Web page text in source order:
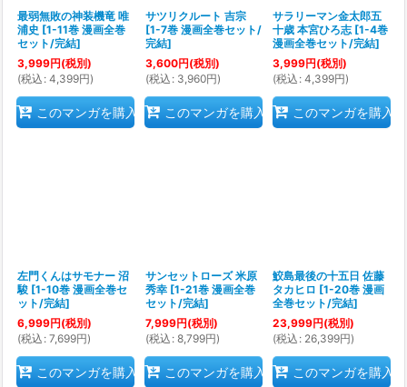
最弱無敗の神装機竜 唯
浦史 [1-11巻 漫画全巻
セット/完結]
3,999円(税別)
(税込 : 4,399円)
このマンガを購入
サツリクルート 吉宗
[1-7巻 漫画全巻セット/
完結]
3,600円(税別)
(税込 : 3,960円)
このマンガを購入
サラリーマン金太郎五
十歳 本宮ひろ志 [1-4巻
漫画全巻セット/完結]
3,999円(税別)
(税込 : 4,399円)
このマンガを購入
左門くんはサモナー 沼
駿 [1-10巻 漫画全巻セ
ット/完結]
6,999円(税別)
(税込 : 7,699円)
このマンガを購入
サンセットローズ 米原
秀幸 [1-21巻 漫画全巻
セット/完結]
7,999円(税別)
(税込 : 8,799円)
このマンガを購入
鮫島最後の十五日 佐藤
タカヒロ [1-20巻 漫画
全巻セット/完結]
23,999円(税別)
(税込 : 26,399円)
このマンガを購入